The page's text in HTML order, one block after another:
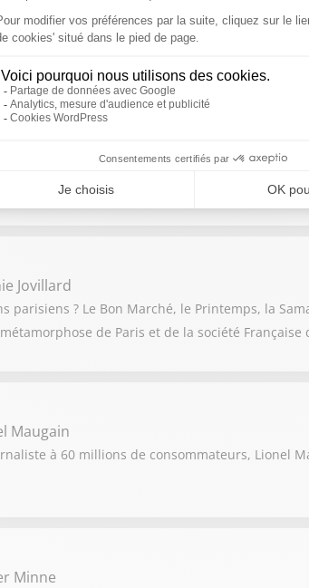
Mathy
Mathy de retour en inédit après 2 ans
Luyat
un cercle d'énergie lumineux qui s'inspire
Jovillard
parisiens ? Le Bon Marché, le Printemps, la
de Paris et de la société Française
Maugain
à 60 millions de consommateurs, Lionel
Minne